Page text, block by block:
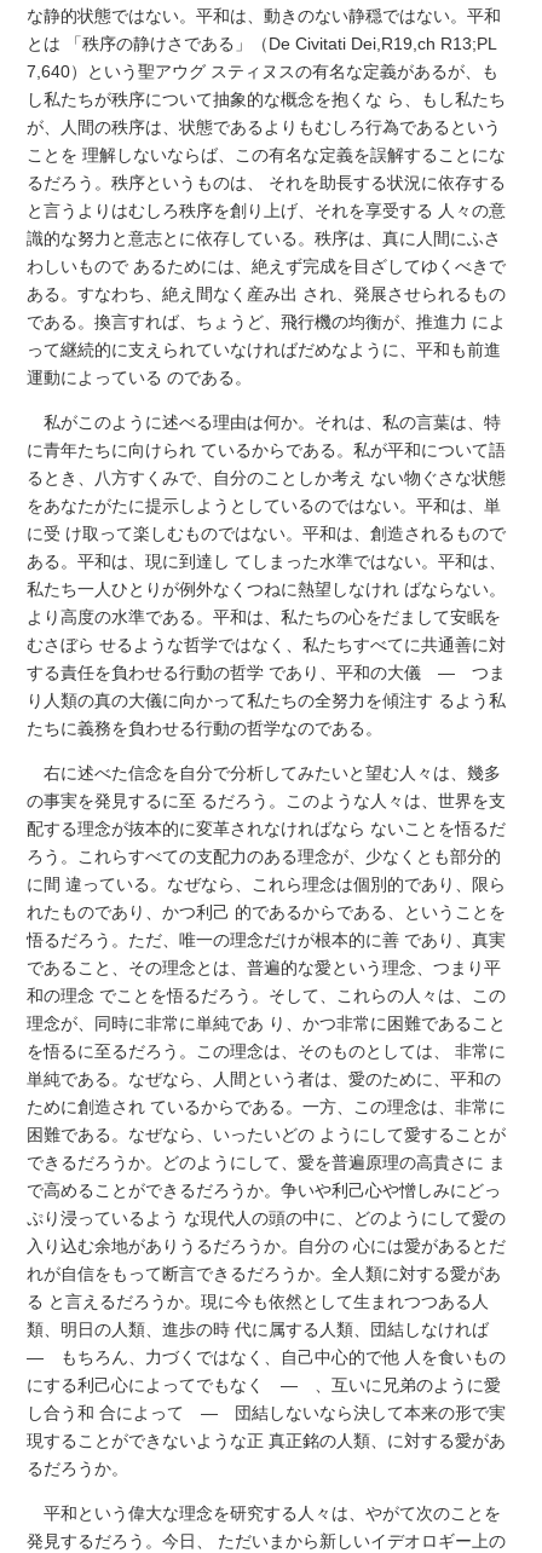
な静的状態ではない。平和は、動きのない静穏ではない。平和
とは 「秩序の静けさである」（De Civitati Dei,R19,ch R13;PL
7,640）という聖アウグ スティヌスの有名な定義があるが、も
し私たちが秩序について抽象的な概念を抱くな ら、もし私たち
が、人間の秩序は、状態であるよりもむしろ行為であるという
ことを 理解しないならば、この有名な定義を誤解することにな
るだろう。秩序というものは、 それを助長する状況に依存する
と言うよりはむしろ秩序を創り上げ、それを享受する 人々の意
識的な努力と意志とに依存している。秩序は、真に人間にふさ
わしいもので あるためには、絶えず完成を目ざしてゆくべきで
ある。すなわち、絶え間なく産み出 され、発展させられるもの
である。換言すれば、ちょうど、飛行機の均衡が、推進力 によ
って継続的に支えられていなければだめなように、平和も前進
運動によっている のである。
私がこのように述べる理由は何か。それは、私の言葉は、特
に青年たちに向けられ ているからである。私が平和について語
るとき、八方すくみで、自分のことしか考え ない物ぐさな状態
をあなたがたに提示しようとしているのではない。平和は、単
に受 け取って楽しむものではない。平和は、創造されるもので
ある。平和は、現に到達し てしまった水準ではない。平和は、
私たち一人ひとりが例外なくつねに熱望しなけれ ばならない。
より高度の水準である。平和は、私たちの心をだまして安眠を
むさぼら せるような哲学ではなく、私たちすべてに共通善に対
する責任を負わせる行動の哲学 であり、平和の大儀 ― つま
り人類の真の大儀に向かって私たちの全努力を傾注す るよう私
たちに義務を負わせる行動の哲学なのである。
右に述べた信念を自分で分析してみたいと望む人々は、幾多
の事実を発見するに至 るだろう。このような人々は、世界を支
配する理念が抜本的に変革されなければなら ないことを悟るだ
ろう。これらすべての支配力のある理念が、少なくとも部分的
に間 違っている。なぜなら、これら理念は個別的であり、限ら
れたものであり、かつ利己 的であるからである、ということを
悟るだろう。ただ、唯一の理念だけが根本的に善 であり、真実
であること、その理念とは、普遍的な愛という理念、つまり平
和の理念 でことを悟るだろう。そして、これらの人々は、この
理念が、同時に非常に単純であ り、かつ非常に困難であること
を悟るに至るだろう。この理念は、そのものとしては、 非常に
単純である。なぜなら、人間という者は、愛のために、平和の
ために創造され ているからである。一方、この理念は、非常に
困難である。なぜなら、いったいどの ようにして愛することが
できるだろうか。どのようにして、愛を普遍原理の高貴さに ま
で高めることができるだろうか。争いや利己心や憎しみにどっ
ぷり浸っているよう な現代人の頭の中に、どのようにして愛の
入り込む余地がありうるだろうか。自分の 心には愛があるとだ
れが自信をもって断言できるだろうか。全人類に対する愛があ
る と言えるだろうか。現に今も依然として生まれつつある人
類、明日の人類、進歩の時 代に属する人類、団結しなければ
― もちろん、力づくではなく、自己中心的で他 人を食いもの
にする利己心によってでもなく ― 、互いに兄弟のように愛
し合う和 合によって ― 団結しないなら決して本来の形で実
現することができないような正 真正銘の人類、に対する愛があ
るだろうか。
平和という偉大な理念を研究する人々は、やがて次のことを
発見するだろう。今日、 ただいまから新しいイデオロギー上の